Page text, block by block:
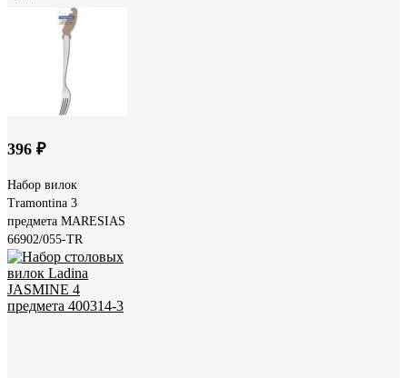
396 ₽
Набор вилок
Tramontina 3
предмета MARESIAS
66902/055-TR